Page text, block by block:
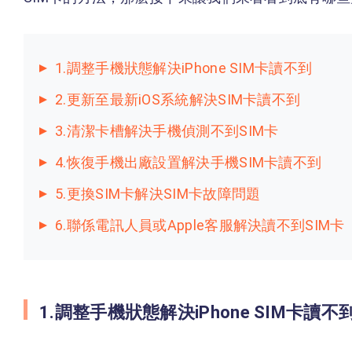
1.調整手機狀態解決iPhone SIM卡讀不到
2.更新至最新iOS系統解決SIM卡讀不到
3.清潔卡槽解決手機偵測不到SIM卡
4.恢復手機出廠設置解決手機SIM卡讀不到
5.更換SIM卡解決SIM卡故障問題
6.聯係電訊人員或Apple客服解決讀不到SIM卡
1.調整手機狀態解決iPhone SIM卡讀不